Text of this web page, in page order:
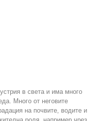
в света и има много
Много от неговите
на почвите, водите и